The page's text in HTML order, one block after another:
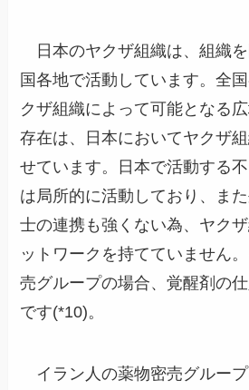
日本のヤクザ組織は、組織
国各地で活動しています。全
クザ組織によって可能となる
存在は、日本においてヤクザ
せています。日本で活動する
は局所的に活動しており、ま
士の連携も強くない為、ヤク
ットワークを持てていません
売グループの場合、覚醒剤の
です(*10)。
イラン人の薬物密売グルー